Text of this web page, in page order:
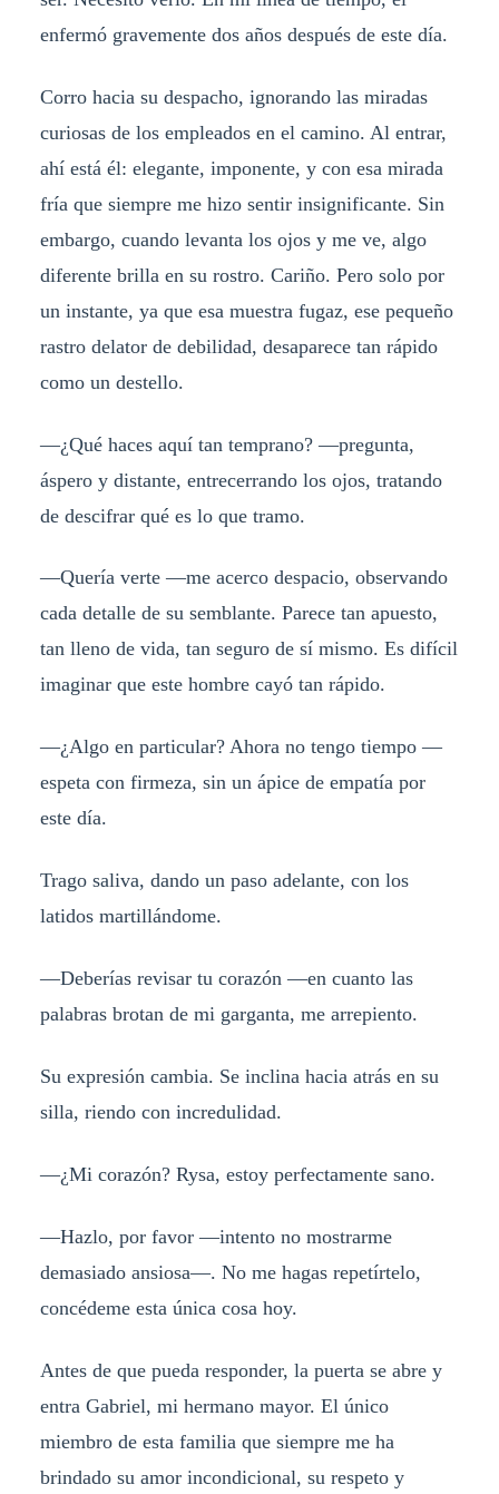
enfermó gravemente dos años después de este día.
Corro hacia su despacho, ignorando las miradas
curiosas de los empleados en el camino. Al entrar,
ahí está él: elegante, imponente, y con esa mirada
fría que siempre me hizo sentir insignificante. Sin
embargo, cuando levanta los ojos y me ve, algo
diferente brilla en su rostro. Cariño. Pero solo por
un instante, ya que esa muestra fugaz, ese pequeño
rastro delator de debilidad, desaparece tan rápido
como un destello.
—¿Qué haces aquí tan temprano? —pregunta,
áspero y distante, entrecerrando los ojos, tratando
de descifrar qué es lo que tramo.
—Quería verte —me acerco despacio, observando
cada detalle de su semblante. Parece tan apuesto,
tan lleno de vida, tan seguro de sí mismo. Es difícil
imaginar que este hombre cayó tan rápido.
—¿Algo en particular? Ahora no tengo tiempo —
espeta con firmeza, sin un ápice de empatía por
este día.
Trago saliva, dando un paso adelante, con los
latidos martillándome.
—Deberías revisar tu corazón —en cuanto las
palabras brotan de mi garganta, me arrepiento.
Su expresión cambia. Se inclina hacia atrás en su
silla, riendo con incredulidad.
—¿Mi corazón? Rysa, estoy perfectamente sano.
—Hazlo, por favor —intento no mostrarme
demasiado ansiosa—. No me hagas repetírtelo,
concédeme esta única cosa hoy.
Antes de que pueda responder, la puerta se abre y
entra Gabriel, mi hermano mayor. El único
miembro de esta familia que siempre me ha
brindado su amor incondicional, su respeto y